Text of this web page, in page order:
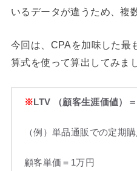
いるデータが違うため、複
今回は、CPAを加味した最
算式を使って算出してみま
※ LTV （顧客生涯価値）＝
（例）単品通販での定期購
顧客単価＝1万円